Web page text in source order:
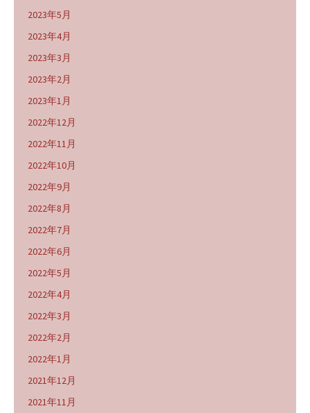
2023年5月
2023年4月
2023年3月
2023年2月
2023年1月
2022年12月
2022年11月
2022年10月
2022年9月
2022年8月
2022年7月
2022年6月
2022年5月
2022年4月
2022年3月
2022年2月
2022年1月
2021年12月
2021年11月